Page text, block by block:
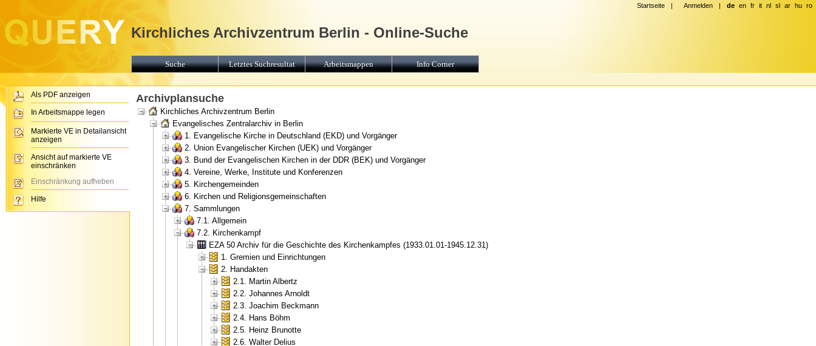
Archivplansuche
Kirchliches Archivzentrum Berlin
Evangelisches Zentralarchiv in Berlin
1. Evangelische Kirche in Deutschland (EKD) und Vorgänger
2. Union Evangelischer Kirchen (UEK) und Vorgänger
3. Bund der Evangelischen Kirchen in der DDR (BEK) und Vorgänger
4. Vereine, Werke, Institute und Konferenzen
5. Kirchengemeinden
6. Kirchen und Religionsgemeinschaften
7. Sammlungen
7.1. Allgemein
7.2. Kirchenkampf
EZA 50 Archiv für die Geschichte des Kirchenkampfes (1933.01.01-1945.12.31)
1. Gremien und Einrichtungen
2. Handakten
2.1. Martin Albertz
2.2. Johannes Arnoldt
2.3. Joachim Beckmann
2.4. Hans Böhm
2.5. Heinz Brunotte
2.6. Walter Delius
Startseite | Anmelden | de en fr it nl sl ar hu ro
Kirchliches Archivzentrum Berlin - Online-Suche
Suche Letztes Suchresultat Arbeitsmappen Info Corner
Als PDF anzeigen
In Arbeitsmappe legen
Markierte VE in Detailansicht
anzeigen
Ansicht auf markierte VE
einschränken
Einschränkung aufheben
Hilfe